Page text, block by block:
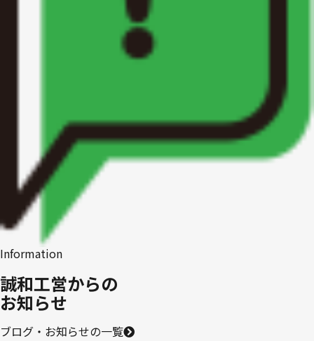
Information
誠和工営からの
お知らせ
ブログ・お知らせの一覧